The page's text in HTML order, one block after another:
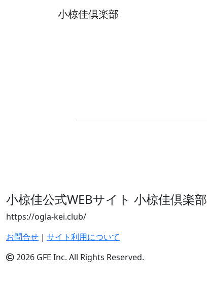
小椋佳倶楽部
小椋佳公式WEBサイト 小椋佳倶楽部
https://ogla-kei.club/
お問合せ ｜ サイト利用について
2026 GFE Inc. All Rights Reserved.